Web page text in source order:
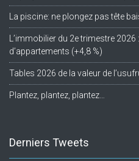
La piscine: ne plongez pas tête
L’immobilier du 2e trimestre
d’appartements (+4,8 %)
Tables 2026 de la valeur de
Plantez, plantez, plantez…
Derniers Tweets